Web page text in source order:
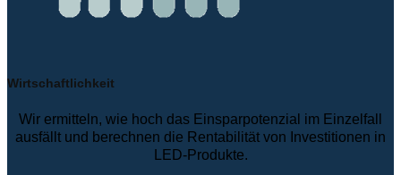
Wirtschaftlichkeit
Wir ermitteln, wie hoch das Einsparpotenzial im Einzelfall
ausfällt und berechnen die Rentabilität von Investitionen in
LED-Produkte.